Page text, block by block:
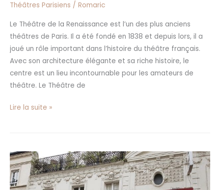
Théâtres Parisiens / Romaric
Le Théâtre de la Renaissance est l’un des plus anciens
théâtres de Paris. Il a été fondé en 1838 et depuis lors, il a
joué un rôle important dans l’histoire du théâtre français.
Avec son architecture élégante et sa riche histoire, le
centre est un lieu incontournable pour les amateurs de
théâtre. Le Théâtre de
Lire la suite »
Théâtre
de
la